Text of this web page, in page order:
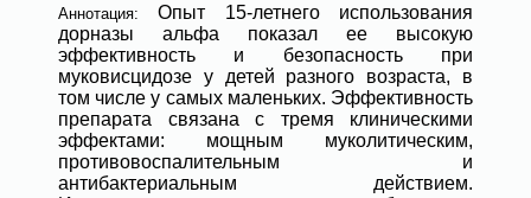
Аннотация:Опыт 15-летнего использования
дорназы альфа показал ее высокую
эффективность и безопасность при
муковисцидозе у детей разного возраста, в
том числе у самых маленьких. Эффективность
препарата связана с тремя клиническими
эффектами: мощным муколитическим,
противовоспалительным и
антибактериальным действием.